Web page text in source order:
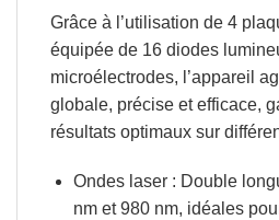
Grâce à l’utilisation de 4
équipée de 16 diodes
microélectrodes, l’appareil
globale, précise et efficace,
résultats optimaux sur
Ondes laser: Double
nm et 980 nm, idéales